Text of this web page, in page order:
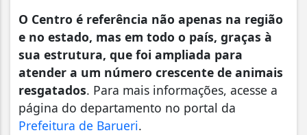
O Centro é referência não apenas na região
e no estado, mas em todo o país, graças à
sua estrutura, que foi ampliada para
atender a um número crescente de animais
resgatados. Para mais informações, acesse a
página do departamento no portal da
Prefeitura de Barueri.